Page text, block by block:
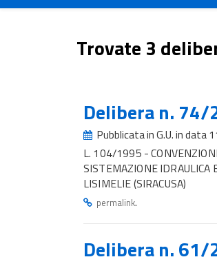
Trovate 3
Delibera n. 74/
Pubblicata in G.U. in data
L. 104/1995 -
SISTEMAZIONE IDRAULICA
LISIMELIE (SIRACUSA)
permalink.
Delibera n. 61/